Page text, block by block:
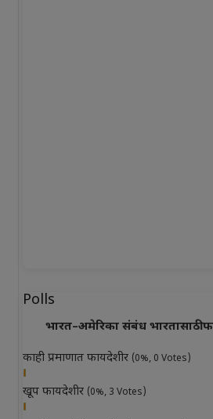
Polls
भारत–अमेरिका संबंध भारतासाठी
काही प्रमाणात फायदेशीर (0%, 0 Votes)
खूप फायदेशीर (0%, 3 Votes)